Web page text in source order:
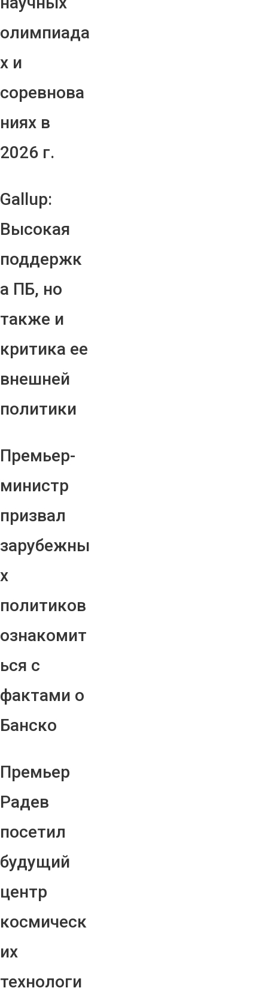
олимпиада
х и
соревнова
ниях в
2026 г.
Gallup:
Высокая
поддержк
а ПБ, но
также и
критика ее
внешней
политики
Премьер-
министр
призвал
зарубежны
х
политиков
ознакомит
ься с
фактами о
Банско
Премьер
Радев
посетил
будущий
центр
космическ
их
технологи